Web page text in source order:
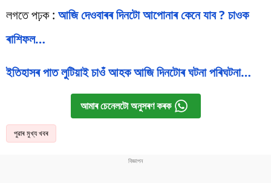
লগতে পঢ়ক : আজি দেওবাৰৰ দিনটো আপোনাৰ কেনে যাব ? চাওক
ৰাশিফল…
ইতিহাসৰ পাত লুটিয়াই চাওঁ আহক আজি দিনটোৰ ঘটনা পৰিঘটনা…
আমাৰ চেনেলটো অনুসৰণ কৰক
পুৱাৰ মুখ্য খবৰ